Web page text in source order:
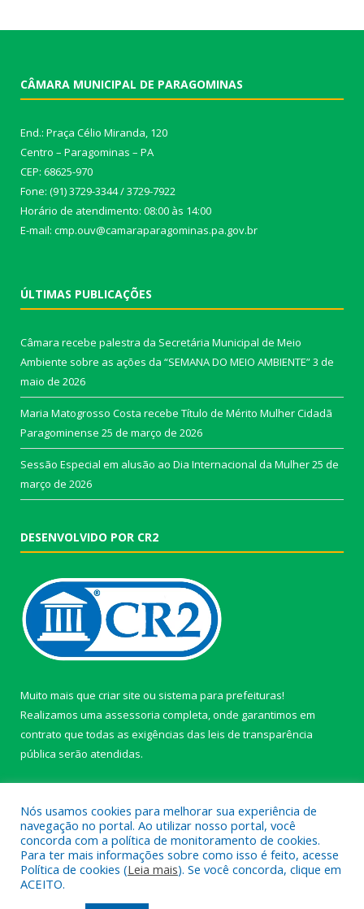
CÂMARA MUNICIPAL DE PARAGOMINAS
End.: Praça Célio Miranda, 120
Centro – Paragominas – PA
CEP: 68625-970
Fone: (91) 3729-3344 / 3729-7922
Horário de atendimento: 08:00 às 14:00
E-mail: cmp.ouv@camaraparagominas.pa.gov.br
ÚLTIMAS PUBLICAÇÕES
Câmara recebe palestra da Secretária Municipal de Meio
Ambiente sobre as ações da “SEMANA DO MEIO AMBIENTE”3 de
maio de 2026
Maria Matogrosso Costa recebe Título de Mérito Mulher Cidadã
Paragominense 25 de março de 2026
Sessão Especial em alusão ao Dia Internacional da Mulher25 de
março de 2026
DESENVOLVIDO POR CR2
Muito mais que criar site ou sistema para prefeituras!
Realizamos uma assessoria completa, onde garantimos em
contrato que todas as exigências das leis de transparência
pública serão atendidas.
Todos os direitos reservados a câmara de Paragominas.
Nós usamos cookies para melhorar sua experiência de
navegação no portal. Ao utilizar nosso portal, você
concorda com a política de monitoramento de cookies.
Para ter mais informações sobre como isso é feito, acesse
Política de cookies (Leia mais). Se você concorda, clique em
ACEITO.